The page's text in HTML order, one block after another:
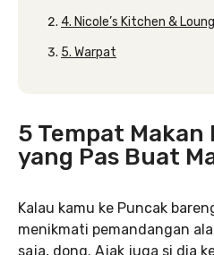
4. Nicole’s Kitchen &
5. Warpat
5 Tempat Makan
yang Pas Buat
Kalau kamu ke Puncak
menikmati pemandangan
saja, dong. Ajak juga si dia